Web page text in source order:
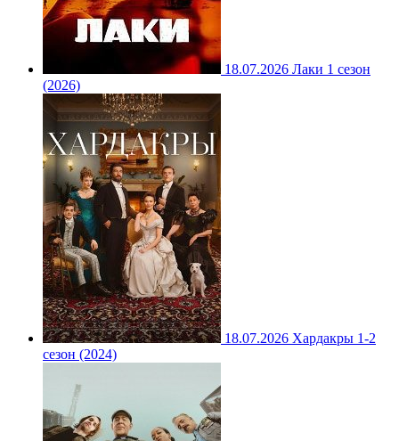
18.07.2026 Лаки 1 сезон
(2026)
18.07.2026 Хардакры 1-2
сезон (2024)